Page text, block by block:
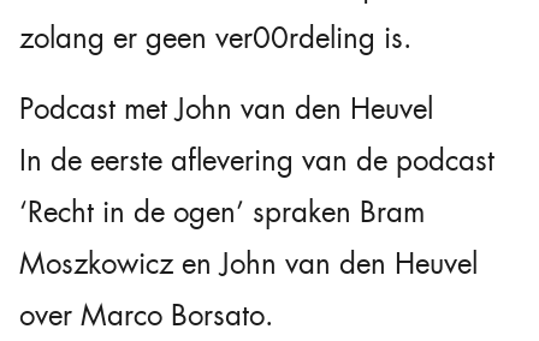
zolang er geen ver00rdeling is.
Podcast met John van den Heuvel
In de eerste aflevering van de podcast
‘Recht in de ogen’ spraken Bram
Moszkowicz en John van den Heuvel
over Marco Borsato.